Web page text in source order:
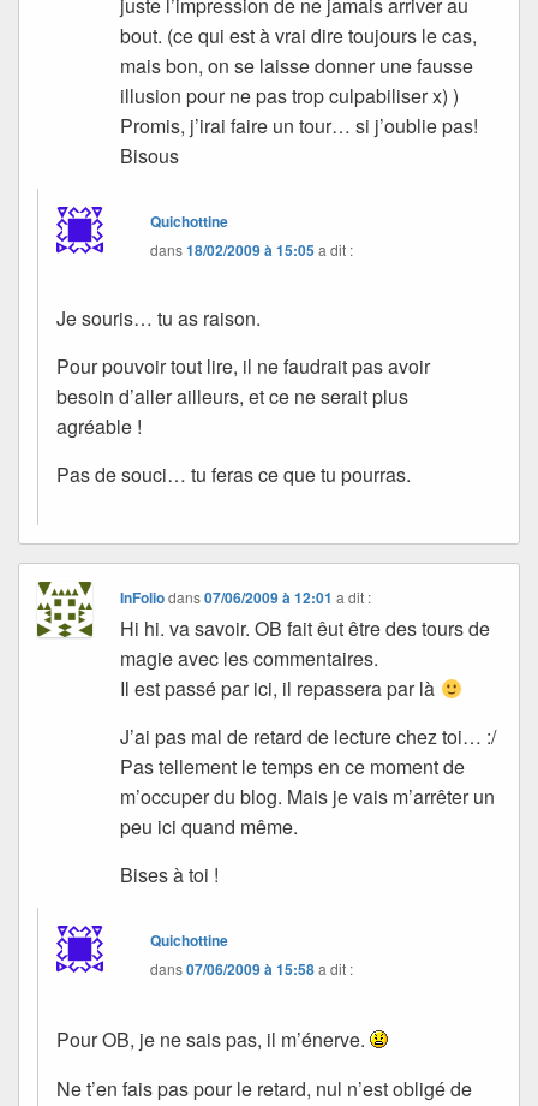
juste l’impression de ne jamais arriver au
bout. (ce qui est à vrai dire toujours le cas,
mais bon, on se laisse donner une fausse
illusion pour ne pas trop culpabiliser x) )
Promis, j’irai faire un tour… si j’oublie pas!
Bisous
Quichottine
dans18/02/2009 à 15:05a dit :
Je souris… tu as raison.
Pour pouvoir tout lire, il ne faudrait pas avoir
besoin d’aller ailleurs, et ce ne serait plus
agréable !
Pas de souci… tu feras ce que tu pourras.
InFoliodans07/06/2009 à 12:01 a dit :
Hi hi. va savoir. OB fait êut être des tours de
magie avec les commentaires.
Il est passé par ici, il repassera par là
J’ai pas mal de retard de lecture chez toi… :/
Pas tellement le temps en ce moment de
m’occuper du blog. Mais je vais m’arrêter un
peu ici quand même.
Bises à toi !
Quichottine
dans07/06/2009 à 15:58a dit :
Pour OB, je ne sais pas, il m’énerve.
Ne t’en fais pas pour le retard, nul n’est obligé de